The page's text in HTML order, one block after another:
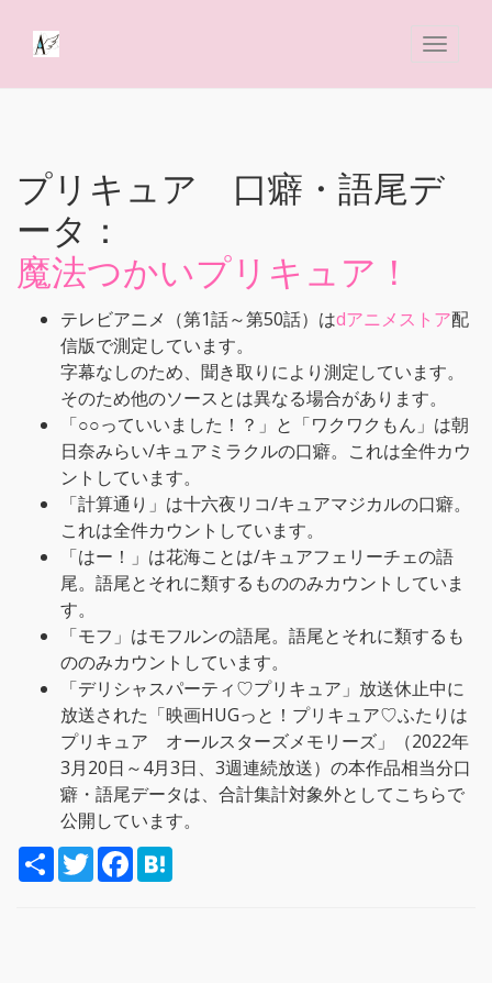
プリキュア 口癖・語尾デ
ータ：
魔法つかいプリキュア！
テレビアニメ（第1話～第50話）はdアニメストア配
信版で測定しています。
字幕なしのため、聞き取りにより測定しています。
そのため他のソースとは異なる場合があります。
「○○っていいました！？」と「ワクワクもん」は朝
日奈みらい/キュアミラクルの口癖。これは全件カウ
ントしています。
「計算通り」は十六夜リコ/キュアマジカルの口癖。
これは全件カウントしています。
「はー！」は花海ことは/キュアフェリーチェの語
尾。語尾とそれに類するもののみカウントしていま
す。
「モフ」はモフルンの語尾。語尾とそれに類するも
ののみカウントしています。
「デリシャスパーティ♡プリキュア」放送休止中に
放送された「映画HUGっと！プリキュア♡ふたりは
プリキュア オールスターズメモリーズ」（2022年
3月20日～4月3日、3週連続放送）の本作品相当分口
癖・語尾データは、合計集計対象外としてこちらで
公開しています。
S
h
T
w
F
a